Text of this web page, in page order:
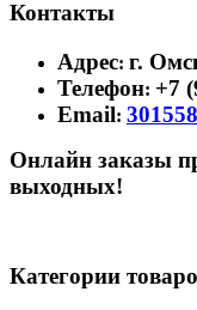
Контакты
Адрес: г.
Телефон: +7
Email:
Онлайн заказы
выходных!
Категории